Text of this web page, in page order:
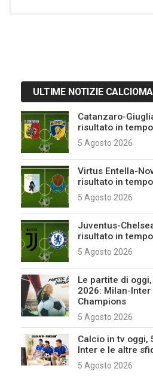
ULTIME NOTIZIE
Catanzaro-
risultato in
5 Agosto 2026
Virtus Entella-
risultato in
5 Agosto 2026
Juventus-
risultato in
5 Agosto 2026
Le partite di
2026: Milan-
Champions
5 Agosto 2026
Calcio in tv oggi,
Inter e le altre
5 Agosto 2026